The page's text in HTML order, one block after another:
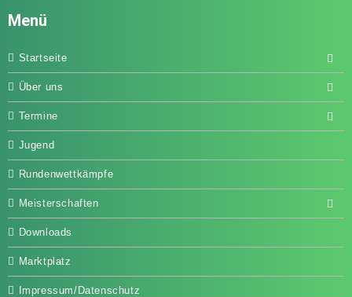
Menü
Startseite
Über uns
Termine
Jugend
Rundenwettkämpfe
Meisterschaften
Downloads
Marktplatz
Impressum/Datenschutz